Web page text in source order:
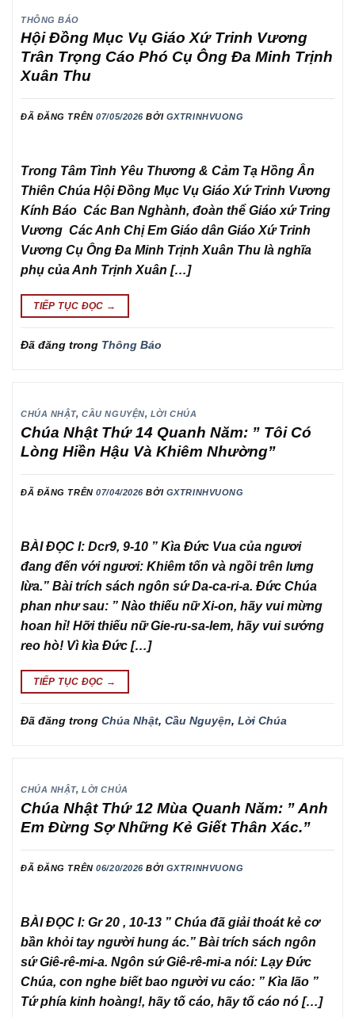
THÔNG BÁO
Hội Đồng Mục Vụ Giáo Xứ Trinh Vương
Trân Trọng Cáo Phó Cụ Ông Đa Minh Trịnh
Xuân Thu
ĐÃ ĐĂNG TRÊN07/05/2026 BỞI GXTRINHVUONG
Trong Tâm Tình Yêu Thương & Cảm Tạ Hồng Ân
Thiên Chúa Hội Đồng Mục Vụ Giáo Xứ Trinh Vương
Kính Báo Các Ban Nghành, đoàn thể Giáo xứ Tring
Vương Các Anh Chị Em Giáo dân Giáo Xứ Trinh
Vương Cụ Ông Đa Minh Trịnh Xuân Thu là nghĩa
phụ của Anh Trịnh Xuân […]
TIẾP TỤC ĐỌC →
Đã đăng trong Thông Báo
CHÚA NHẬT,CẦU NGUYỆN, LỜI CHÚA
Chúa Nhật Thứ 14 Quanh Năm: ” Tôi Có
Lòng Hiền Hậu Và Khiêm Nhường”
ĐÃ ĐĂNG TRÊN07/04/2026 BỞI GXTRINHVUONG
BÀI ĐỌC I: Dcr9, 9-10 ” Kìa Đức Vua của ngươi
đang đến với ngươi: Khiêm tốn và ngồi trên lưng
lừa.” Bài trích sách ngôn sứ Da-ca-ri-a. Đức Chúa
phan như sau: ” Nào thiếu nữ Xi-on, hãy vui mừng
hoan hỉ! Hỡi thiếu nữ Gie-ru-sa-lem, hãy vui sướng
reo hò! Vì kìa Đức […]
TIẾP TỤC ĐỌC →
Đã đăng trong Chúa Nhật, Cầu Nguyện, Lời Chúa
CHÚA NHẬT,LỜI CHÚA
Chúa Nhật Thứ 12 Mùa Quanh Năm: ” Anh
Em Đừng Sợ Những Kẻ Giết Thân Xác.”
ĐÃ ĐĂNG TRÊN06/20/2026 BỞI GXTRINHVUONG
BÀI ĐỌC I: Gr 20 , 10-13 ” Chúa đã giải thoát kẻ cơ
bần khỏi tay người hung ác.” Bài trích sách ngôn
sứ Giê-rê-mi-a. Ngôn sứ Giê-rê-mi-a nói: Lạy Đức
Chúa, con nghe biết bao người vu cáo: ” Kìa lão ”
Tứ phía kinh hoàng!, hãy tố cáo, hãy tố cáo nó […]